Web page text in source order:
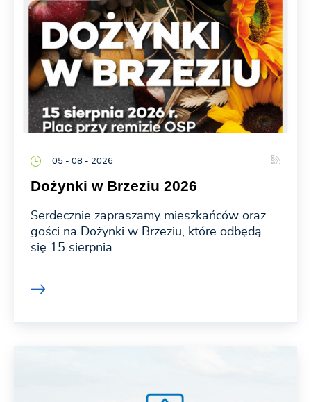
05 - 08 - 2026
Dożynki w Brzeziu 2026
Serdecznie zapraszamy mieszkańców oraz
gości na Dożynki w Brzeziu, które odbędą
się 15 sierpnia...